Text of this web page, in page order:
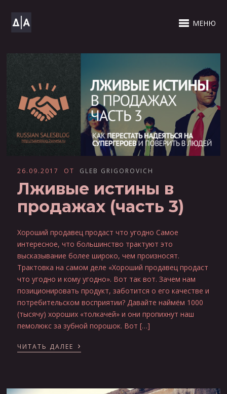
МЕНЮ
26.09.2017 ОТ GLEB GRIGOROVICH
Лживые истины в
продажах (часть 3)
Хороший продавец продаст что угодно Самое
интересное, что большинство трактуют это
высказывание более широко, чем произносят.
Трактовка на самом деле «Хороший продавец продаст
что угодно и кому угодно». Вот так вот. Зачем нам
позиционировать продукт, заботится о его качестве и
потребительском восприятии? Давайте наймём 1000
(тысячу) хороших «толкачей» и они пропихнут наш
пемолюкс за зубной порошок. Вот […]
ЧИТАТЬ ДАЛЕЕ ›